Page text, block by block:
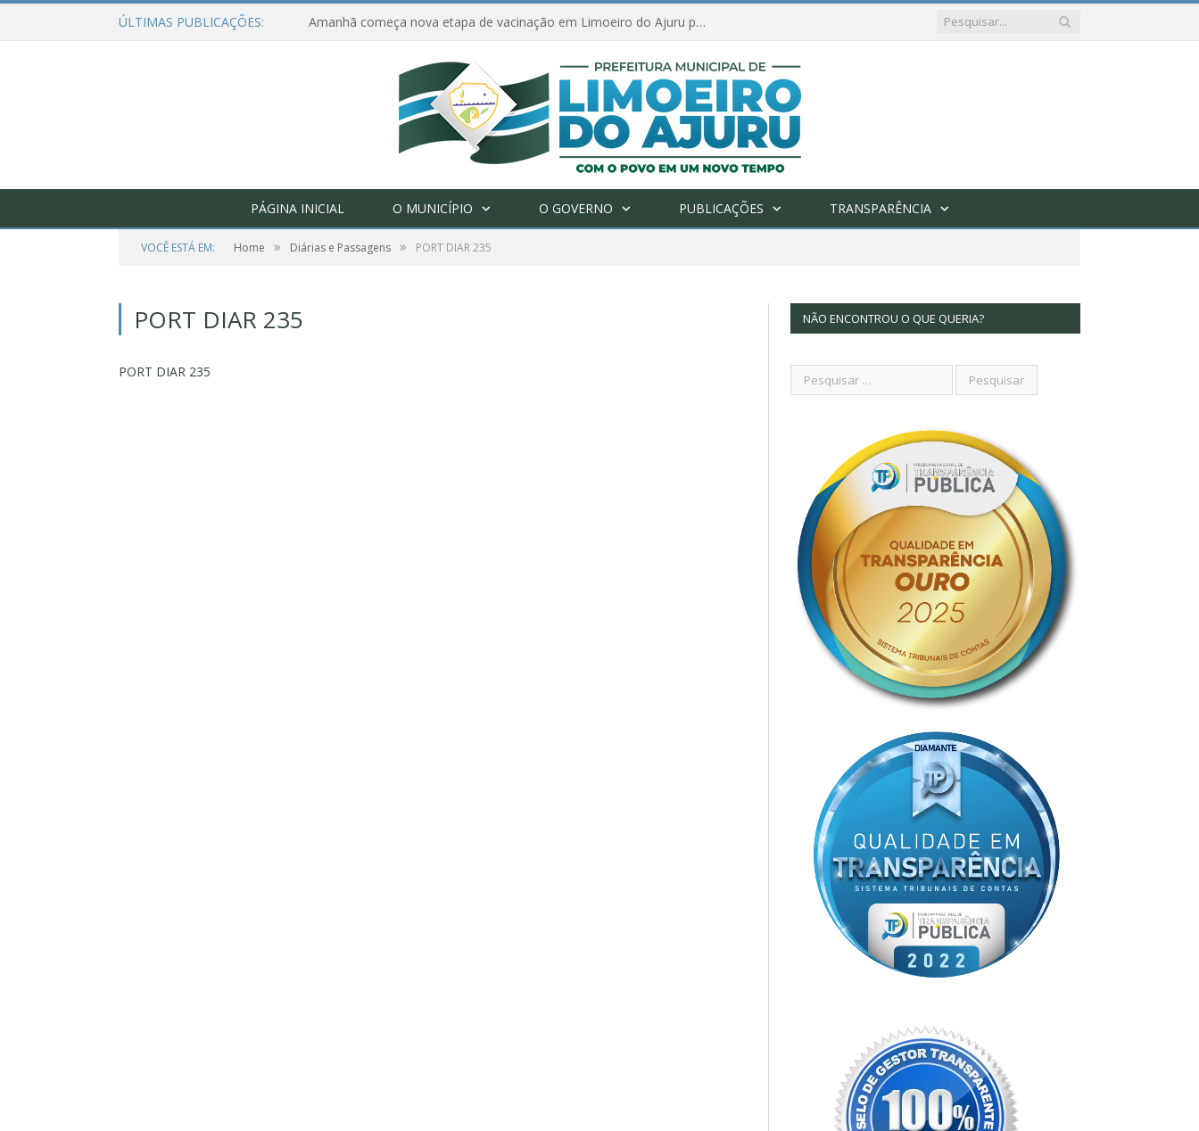
ÚLTIMAS PUBLICAÇÕES: Amanhã começa nova etapa de vacinação em Limoeiro do Ajuru para idosos com 65 ou mais
PÁGINA INICIAL O MUNICÍPIO O GOVERNO PUBLICAÇÕES TRANSPARÊNCIA
VOCÊ ESTÁ EM: Home » Diárias e Passagens » PORT DIAR 235
PORT DIAR 235
PORT DIAR 235
NÃO ENCONTROU O QUE QUERIA?